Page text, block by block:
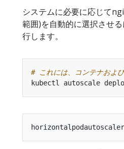
システムに必要に応じて
範囲)を自動的に選択させ
行します。
# これには、コンテナおよ
kubectl autoscale